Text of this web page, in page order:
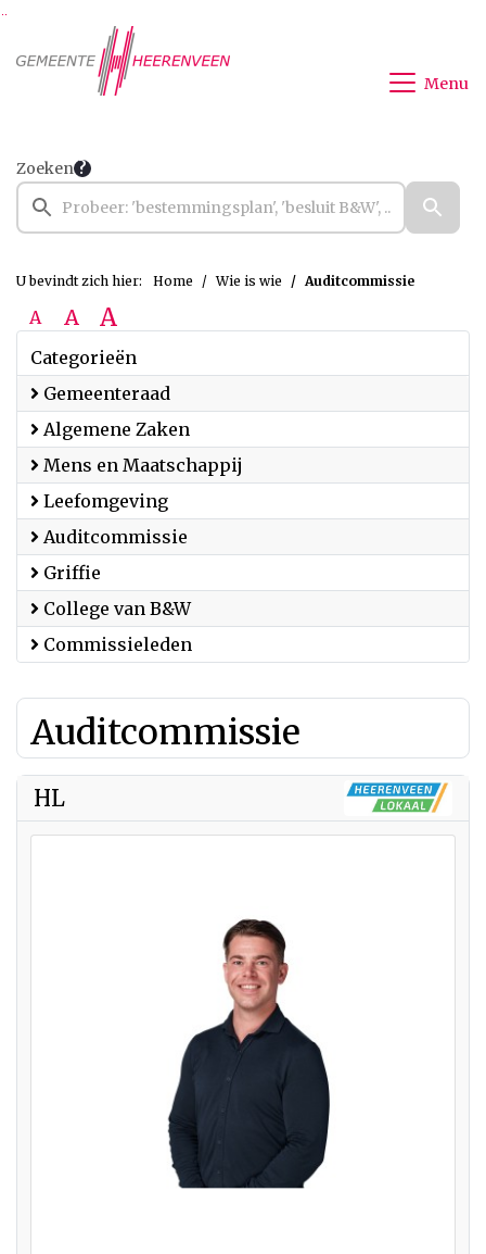
Ga naar de inhoud van deze pagina
Ga naar het zoeken
Ga naar het menu
Menu
Zoeken
U bevindt zich hier: Home Wie is wie Auditcommissie
A A A
Categorieën
Gemeenteraad
Algemene Zaken
Mens en Maatschappij
Leefomgeving
Auditcommissie
Griffie
College van B&W
Commissieleden
Auditcommissie
HL